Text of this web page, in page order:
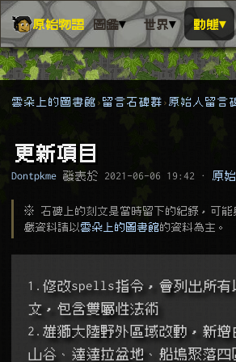
原始物語 圖鑑▾ 世界▾ 動態▾
雲朵上的圖書館 留言石碑群 原始人留言
更新項目
Dontpkme 發表於 2021-06-06 19:42 · 原
※ 石碑上的刻文是當時留下的紀錄，可能
戲資料請以 雲朵上的圖書館的資料為主。
1.修改spells指令，會列出所有
文，包含雙屬性法術
2.雄獅大陸野外區域改動，新增
山谷、達達拉盆地、船塢聚落四